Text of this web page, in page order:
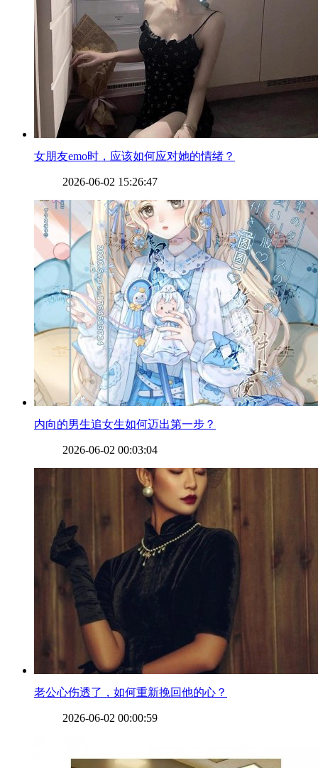
​女朋友emo时，应该如何应对她的情绪？
2026-06-02 15:26:47
​内向的男生追女生如何迈出第一步？
2026-06-02 00:03:04
​老公心伤透了，如何重新挽回他的心？
2026-06-02 00:00:59